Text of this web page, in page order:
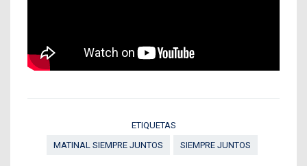
ETIQUETAS
MATINAL SIEMPRE JUNTOS
SIEMPRE JUNTOS